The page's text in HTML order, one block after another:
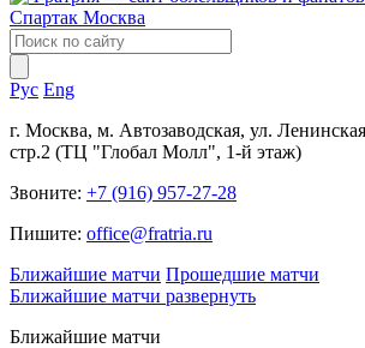
Рус Eng
г. Москва, м. Автозаводская, ул.
стр.2 (ТЦ "Глобал Молл", 1-й этаж)
Звоните: +7 (916) 957-27-28
Пишите: office@fratria.ru
Ближайшие матчи Прошедшие матчи
Ближайшие матчи развернуть
Ближайшие матчи